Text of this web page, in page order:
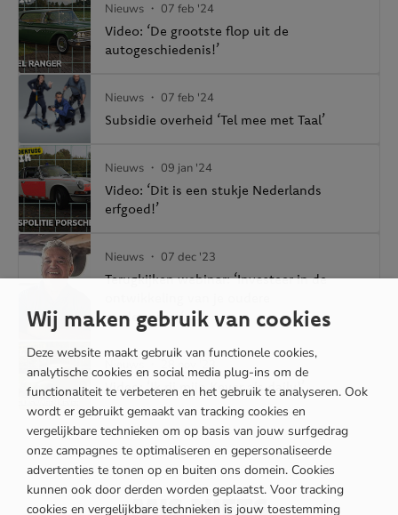
Nieuws ・ 07 feb '24
Video: ‘De grootste flop uit de
autogeschiedenis!’
Nieuws ・ 07 feb '24
Subsidie overheid ‘Tel mee met Taal’
Nieuws ・ 09 jan '24
Video: ‘Dit is een stukje Nederlands
erfgoed!’
Nieuws ・ 07 dec '23
Terugkijken webinar: ‘Investeer in de
medewerker(s)’
Nieuws ・ 28 nov '23
Video: ‘Ik rij mijn Kever als daily!’
MIS NIETS
Wij maken gebruik van cookies
Deze website maakt gebruik van functionele cookies,
analytische cookies en social media plug-ins om de
functionaliteit te verbeteren en het gebruik te analyseren. Ook
wordt er gebruikt gemaakt van tracking cookies en
vergelijkbare technieken om op basis van jouw surfgedrag
onze campagnes te optimaliseren en gepersonaliseerde
advertenties te tonen op en buiten ons domein. Cookies
kunnen ook door derden worden geplaatst. Voor tracking
cookies en vergelijkbare technieken is jouw toestemming